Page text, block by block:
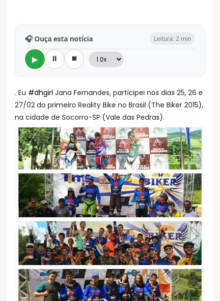
🎧 Ouça esta notícia Leitura: 2 min
▶ ⏸ ⏹
. Eu ‪#‎dhgirl‬ Jana Fernandes, participei nos dias 25, 26 e
27/02 do primeiro Reality Bike no Brasil (The Biker 2015),
na cidade de Socorro-SP (Vale das Pedras).